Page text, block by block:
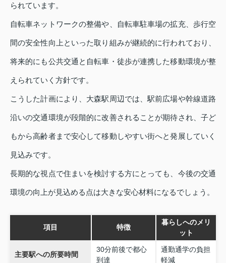
られています。
自転車ネットワークの整備や、自転車駐車場の拡充、歩行空
間の安全性向上といった取り組みが継続的に行われており、
将来的にも公共交通と自転車・徒歩が連携した移動環境が整
えられていく方針です。
こうした計画により、大森駅周辺では、駅前広場や幹線道路
沿いの交通環境が段階的に改善されることが期待され、子ど
もから高齢者まで安心して移動しやすい街へと発展していく
見込みです。
長期的な視点で住まいを検討する方にとっても、今後の交通
環境の向上が見込める点は大きな安心材料になるでしょう。
項目 特徴
暮らしへのメリ
ット
主要駅への所要時間
30分前後で都心
到達
通勤通学の負担
軽減